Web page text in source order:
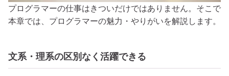
プログラマーの仕事はきついだけではありません。そこで
本章では、プログラマーの魅力・やりがいを解説します。
文系・理系の区別なく活躍できる